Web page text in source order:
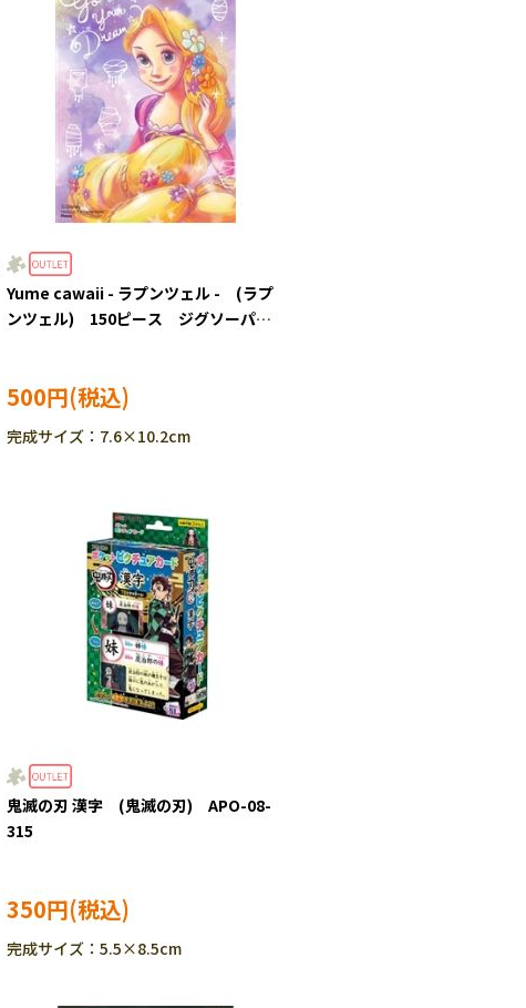
Yume cawaii - ラプンツェル - (ラプ
ンツェル) 150ピース ジグソーパズ
500円
完成サイズ：7.6×10.2cm
鬼滅の刃 漢字 (鬼滅の刃) APO-08-
315
350円
完成サイズ：5.5×8.5cm